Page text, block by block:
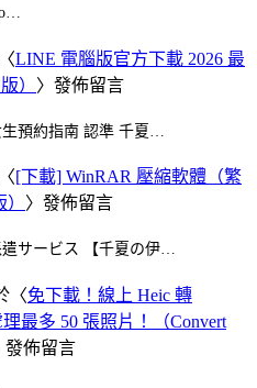
LINE 電腦版官方下載 2026 最
） 〉發佈留言
預約指南 認準 千夏…
[下載] WinRAR 壓縮軟體（繁
〉發佈留言
サービス 【千夏の伊…
〈免下載！線上 Heic 轉
最多 50 張照片！（Convert
發佈留言